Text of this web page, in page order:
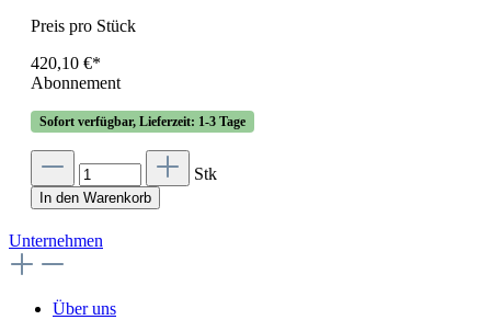
Preis pro Stück
420,10 €*
Abonnement
Sofort verfügbar, Lieferzeit: 1-3 Tage
Stk
In den Warenkorb
Unternehmen
Über uns